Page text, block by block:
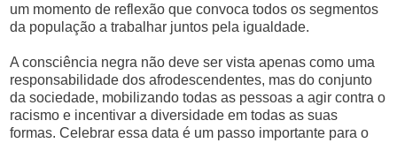
um momento de reflexão que convoca todos os segmentos
da população a trabalhar juntos pela igualdade.
A consciência negra não deve ser vista apenas como uma
responsabilidade dos afrodescendentes, mas do conjunto
da sociedade, mobilizando todas as pessoas a agir contra o
racismo e incentivar a diversidade em todas as suas
formas. Celebrar essa data é um passo importante para o